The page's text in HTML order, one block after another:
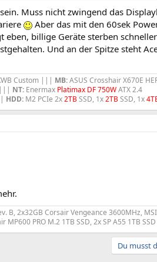
Muss nicht zwingend das
Aber das mit den 60sek
billige Geräte sterben
Und an der Spitze steht
Custom ||| MB:ASUS Crosshair X670E
||| NT: Enermax Platimax DF 750WATX 2.4
HDD: M2 PCIe 2x2TBSSD, 1x2TBSSD, 1x
B, 2x32GB Corsair Vengeance 3600MHz,
MP600 PRO M.2 1TB SSD, 2x SP A55 1TB
Du musst